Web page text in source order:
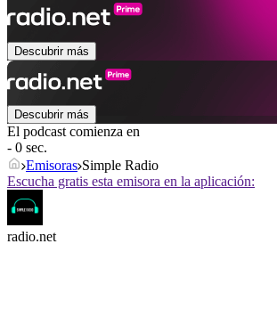
Descubrir más
Descubrir más
El podcast comienza en
- 0 sec.
Emisoras Simple Radio
Escucha gratis esta emisora en la aplicación:
radio.net